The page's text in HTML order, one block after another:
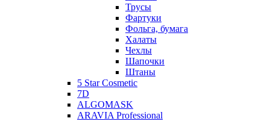
Трусы
Фартуки
Фольга, бумага
Халаты
Чехлы
Шапочки
Штаны
5 Star Cosmetic
7D
ALGOMASK
ARAVIA Professional